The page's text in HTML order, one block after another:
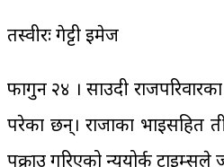
तस्वीरः गेट्टी इमेज
फागुन २४ । साउदी
परेका छन्। राजाका भाइसहित
पक्राउ गरिएको न्यूयोर्क टाइम्सले